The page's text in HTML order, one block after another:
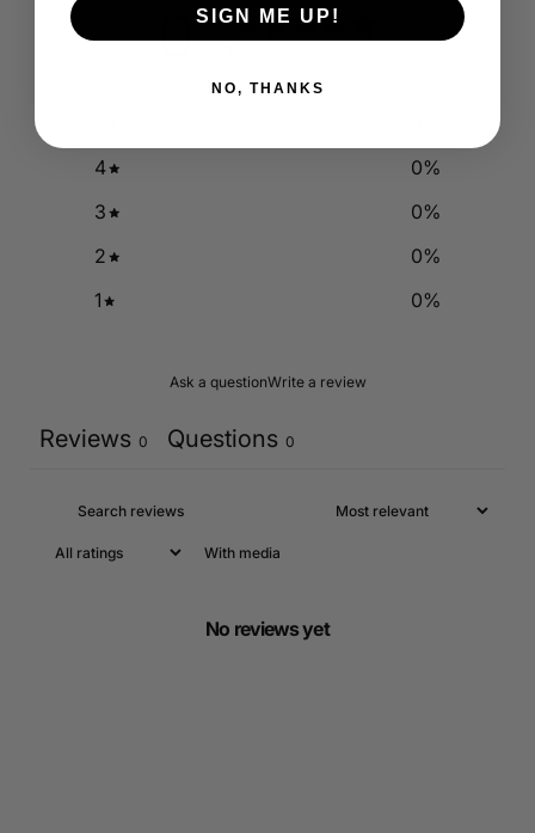
0 / 5
4
0%
3
0%
2
0%
1
0%
Ask a questionWrite a review
Reviews 0 Questions 0
With media
No reviews yet
SIGN ME UP!
NO, THANKS